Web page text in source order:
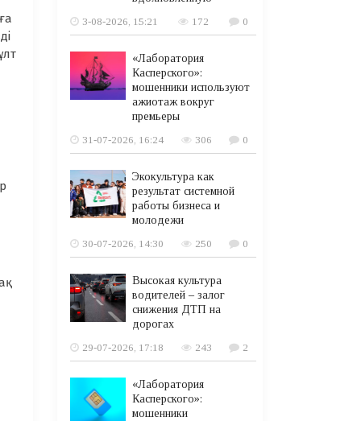
3-08-2026, 15:21
172 0
«Лаборатория
Касперского»:
мошенники используют
ажиотаж вокруг
премьеры
31-07-2026, 16:24
306 0
Экокультура как
результат системной
работы бизнеса и
молодежи
30-07-2026, 14:30
250 0
Высокая культура
водителей – залог
снижения ДТП на
дорогах
29-07-2026, 17:18
243 2
«Лаборатория
Касперского»:
мошенники